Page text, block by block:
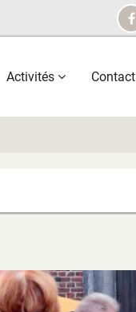
Activités Contact